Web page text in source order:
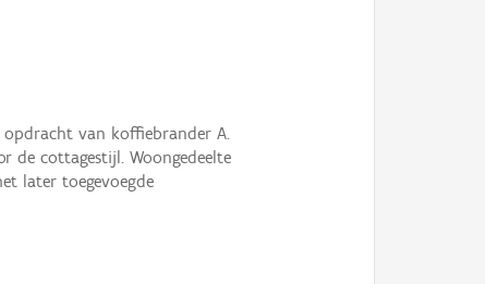
van koffiebrander A.
de cottagestijl. Woongedeelte
later toegevoegde